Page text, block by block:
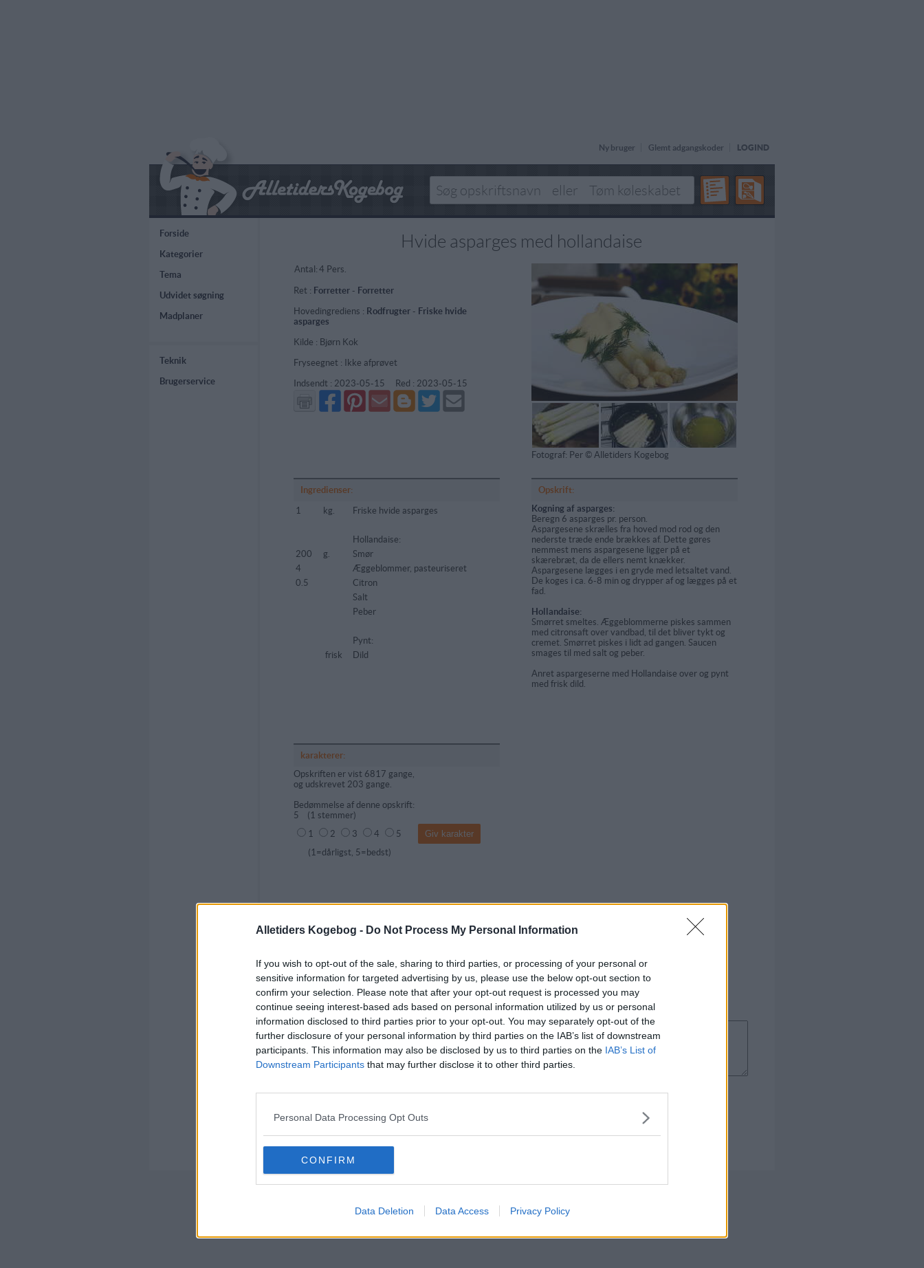
Alletiders Kogebog - Do Not Process My Personal Information
If you wish to opt-out of the sale, sharing to third parties, or processing of your personal or
sensitive information for targeted advertising by us, please use the below opt-out section to
confirm your selection. Please note that after your opt-out request is processed you may
continue seeing interest-based ads based on personal information utilized by us or personal
information disclosed to third parties prior to your opt-out. You may separately opt-out of the
further disclosure of your personal information by third parties on the IAB’s list of downstream
participants. This information may also be disclosed by us to third parties on the IAB’s List of
Downstream Participants that may further disclose it to other third parties.
Personal Data Processing Opt Outs
CONFIRM
Data Deletion Data Access Privacy Policy
Ny bruger Glemt adgangskoder LOGIND
Forside
Kategorier
Tema
Udvidet søgning
Madplaner
Teknik
Brugerservice
Hvide asparges med hollandaise
Antal: 4 Pers.
Ret : Forretter- Forretter
Hovedingrediens : Rodfrugter- Friske hvide
asparges
Kilde : Bjørn Kok
Fryseegnet : Ikke afprøvet
Indsendt : 2023-05-15 Red : 2023-05-15
Del
på
Facebook
Del
på
Pinterest
Send
via
GMail
Del
på
Blogger
Del
på
Twitter
Send
mail
Fotograf: Per © Alletiders Kogebog
Ingredienser:
1
kg. Friske hvide asparges
Hollandaise:
200
g.
Smør
4
Æggeblommer, pasteuriseret
0.5
Citron
Salt
Peber
Pynt:
frisk
Dild
Opskrift:
Kogning af asparges:
Beregn 6 asparges pr. person.
Aspargesene skrælles fra hoved mod rod og den
nederste træde ende brækkes af. Dette gøres
nemmest mens aspargesene ligger på et
skærebræt, da de ellers nemt knækker.
Aspargesene lægges i en gryde med letsaltet vand.
De koges i ca. 6-8 min og drypper af og lægges på et
fad.
Hollandaise:
Smørret smeltes. Æggeblommerne piskes sammen
med citronsaft over vandbad, til det bliver tykt og
cremet. Smørret piskes i lidt ad gangen. Saucen
smages til med salt og peber.
Anret aspargeserne med Hollandaise over og pynt
med frisk dild.
karakterer:
Opskriften er vist 6817 gange,
og udskrevet 203 gange.
Bedømmelse af denne opskrift:
5 ( 1 stemmer)
1
2 3 4
5
(1=dårligst, 5=bedst)
Kommentar fra:
Kommentar:
Kommentarer
Der er ikke tilføjet nogen kommentar til denne opskrift endnu
Nyhedsmails - Privatlivspolitik - Kontakt - Om os - Copyright © Alletiders Kogebog